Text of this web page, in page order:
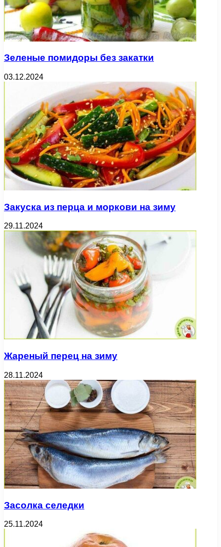
Зеленые помидоры без закатки
03.12.2024
Закуска из перца и моркови на зиму
29.11.2024
Жареный перец на зиму
28.11.2024
Засолка селедки
25.11.2024